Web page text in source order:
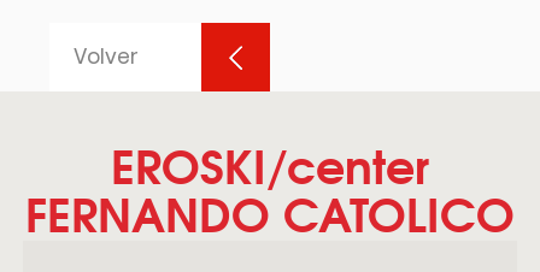
Volver
EROSKI/center
FERNANDO CATOLICO